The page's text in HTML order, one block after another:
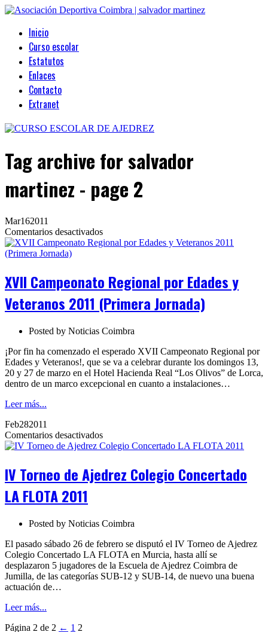
Inicio
Curso escolar
Estatutos
Enlaces
Contacto
Extranet
Tag archive for salvador
martinez - page 2
Mar162011
Comentarios desactivadosen
XVII
Edades
Veteranos
(Primera
XVII Campeonato Regional por Edades y
Veteranos 2011 (Primera Jornada)
Posted by Noticias Coimbra
¡Por fin ha comenzado el esperado XVII Campeonato Regional por
Edades y Veteranos!, que se va a celebrar durante los domingos 13,
20 y 27 de marzo en el Hotel Hacienda Real “Los Olivos” de Lorca,
dentro de un marco excepcional en cuanto a instalaciones…
Leer más...
Feb282011
Comentarios desactivadosen
IV
Ajedrez
FLOTA
IV Torneo de Ajedrez Colegio Concertado
LA FLOTA 2011
Posted by Noticias Coimbra
El pasado sábado 26 de febrero se disputó el IV Torneo de Ajedrez
Colegio Concertado LA FLOTA en Murcia, hasta allí se
desplazaron 5 jugadores de la Escuela de Ajedrez Coimbra de
Jumilla, de las categorías SUB-12 y SUB-14, de nuevo una buena
actuación de…
Leer más...
Página 2 de 2 ← 1 2